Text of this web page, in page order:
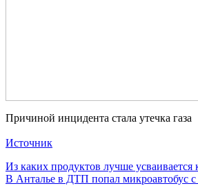
Причиной инцидента стала утечка газа
Источник
Навигация
Из каких продуктов лучше усваивается
В Анталье в ДТП попал микроавтобус